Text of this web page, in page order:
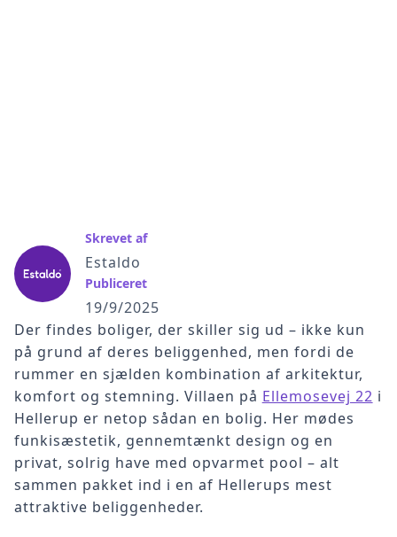
Skrevet af
Estaldo
Publiceret
19/9/2025
Der findes boliger, der skiller sig ud – ikke kun
på grund af deres beliggenhed, men fordi de
rummer en sjælden kombination af arkitektur,
komfort og stemning. Villaen på Ellemosevej 22 i
Hellerup er netop sådan en bolig. Her mødes
funkisæstetik, gennemtænkt design og en
privat, solrig have med opvarmet pool – alt
sammen pakket ind i en af Hellerups mest
attraktive beliggenheder.